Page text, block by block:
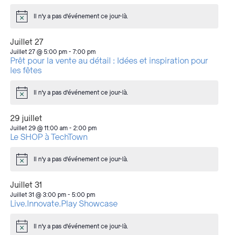
Avis Il n'y a pas d'événement ce jour-là.
Juillet 27
Juillet 27 @ 5:00 pm- 7:00 pm
Prêt pour la vente au détail : Idées et inspiration pour
les fêtes
Avis Il n'y a pas d'événement ce jour-là.
29 juillet
Juillet 29 @ 11:00 am- 2:00 pm
Le SHOP à TechTown
Avis Il n'y a pas d'événement ce jour-là.
Juillet 31
Juillet 31 @ 3:00 pm- 5:00 pm
Live.Innovate.Play Showcase
Avis Il n'y a pas d'événement ce jour-là.